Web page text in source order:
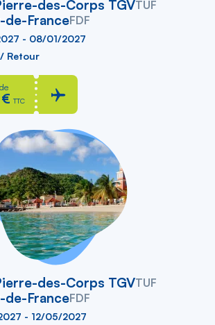
des-Corps TGVTUF
de-FranceFDF
- 08/01/2027
Retour
TTC
des-Corps TGVTUF
de-FranceFDF
- 12/05/2027